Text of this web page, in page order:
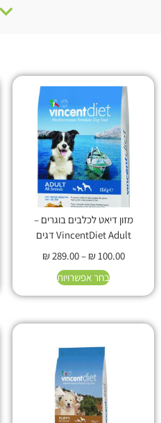
מזון דיאט לכלבים בוגרים –
VincentDiet Adult דגים
₪100.00
–
₪289.00
בחר אפשרויות